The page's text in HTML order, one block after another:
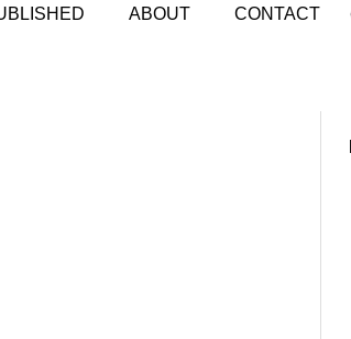
ABOUT CONTACT